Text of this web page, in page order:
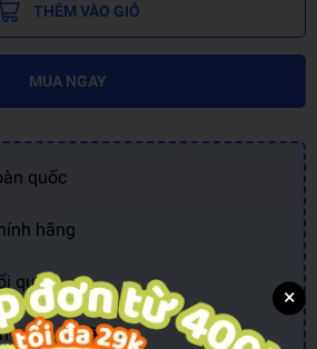
THÊM VÀO GIỎ
MUA NGAY
quốc
hãng
quà
mãi, ưu đãi
×